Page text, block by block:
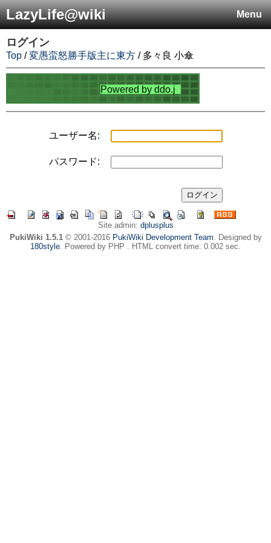
Menu
LazyLife@wiki
ログイン
Top /変愚蛮怒勝手版主に東方 / 多々良 小傘
ユーザー名:
パスワード:
Site admin: dplusplus
PukiWiki 1.5.1© 2001-2016 PukiWiki Development Team. Designed by
180style. Powered by PHP . HTML convert time: 0.002 sec.